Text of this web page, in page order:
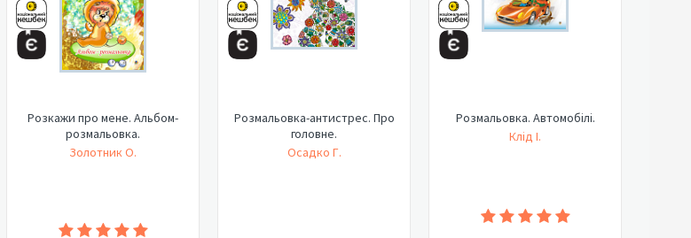
Розкажи про мене. Альбом-
розмальовка.
Золотник О.
Розмальовка-антистрес. Про
головне.
Осадко Г.
Розмальовка. Автомобілі.
Клід І.